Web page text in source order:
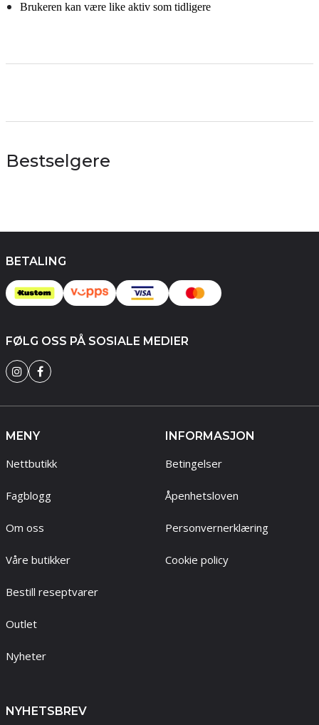
Brukeren kan være like aktiv som tidligere
Bestselgere
BETALING
FØLG OSS PÅ SOSIALE MEDIER
MENY
Nettbutikk
Fagblogg
Om oss
Våre butikker
Bestill reseptvarer
Outlet
Nyheter
INFORMASJON
Betingelser
Åpenhetsloven
Personvernerklæring
Cookie policy
NYHETSBREV